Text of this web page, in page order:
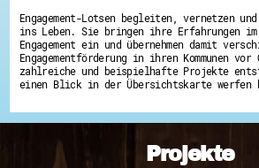
Engagement-Lotsen begleiten, vernetzen
ins Leben. Sie bringen ihre Erfahrungen
Engagement ein und übernehmen damit
Engagementförderung in ihren Kommunen
zahlreiche und beispielhafte Projekte
einen Blick in der Übersichtskarte werfen
Projekte